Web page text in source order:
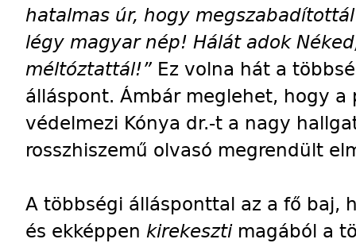
hatalmas úr, hogy
légy magyar nép! Hálát adok
méltóztattál!” Ez volna hát a
álláspont. Ámbár meglehet, hogy a
védelmezi Kónya dr.-t a nagy
rosszhiszemű olvasó megrendült
A többségi állásponttal az a fő baj,
és ekképpen kirekeszti magából a